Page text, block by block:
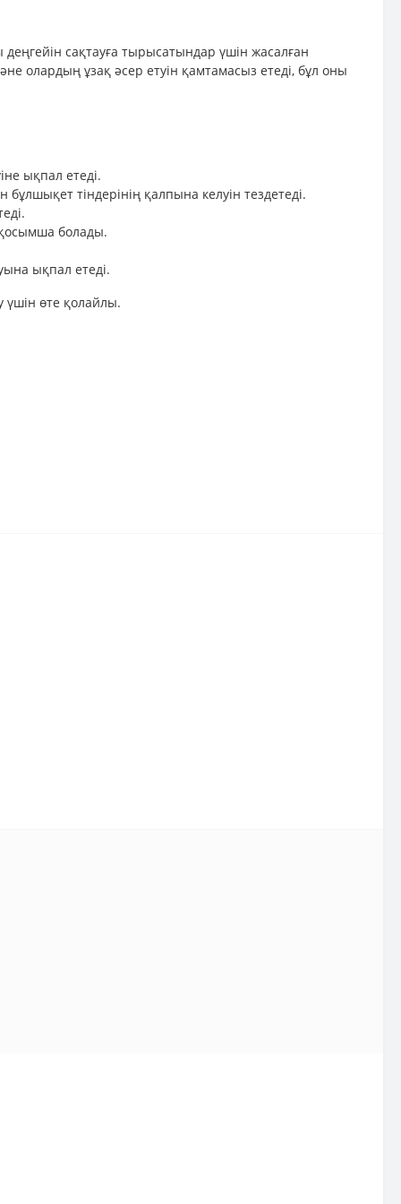
сақтауға тырысатындар үшін жасалған
олардың ұзақ әсер етуін қамтамасыз етеді, бұл оны
ықпал етеді.
тіндерінің қалпына келуін тездетеді.
болады.
ықпал етеді.
үшін өте қолайлы.